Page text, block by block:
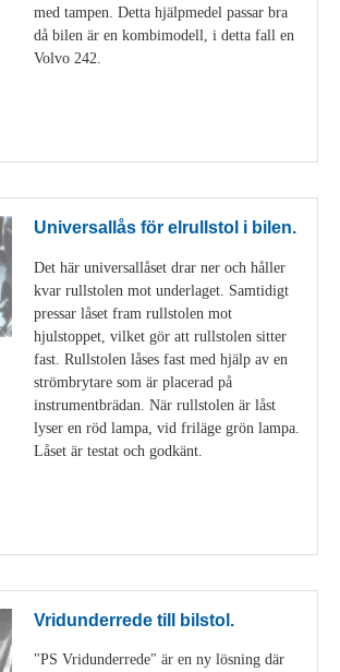
med tampen. Detta hjälpmedel passar bra
då bilen är en kombimodell, i detta fall en
Volvo 242.
Universallås för elrullstol i bilen.
Det här universallåset drar ner och håller
kvar rullstolen mot underlaget. Samtidigt
pressar låset fram rullstolen mot
hjulstoppet, vilket gör att rullstolen sitter
fast. Rullstolen låses fast med hjälp av en
strömbrytare som är placerad på
instrumentbrädan. När rullstolen är låst
lyser en röd lampa, vid friläge grön lampa.
Låset är testat och godkänt.
Vridunderrede till bilstol.
"PS Vridunderrede" är en ny lösning där